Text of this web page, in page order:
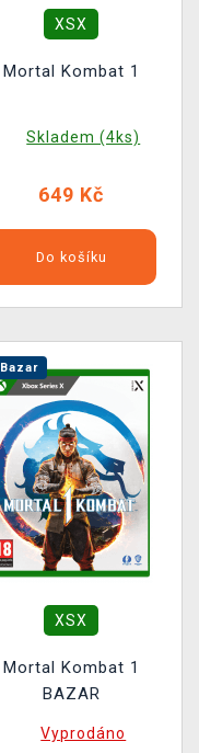
XSX
Mortal Kombat 1
Skladem (4ks)
649 Kč
Do košíku
Bazar
XSX
Mortal Kombat 1
BAZAR
Vyprodáno